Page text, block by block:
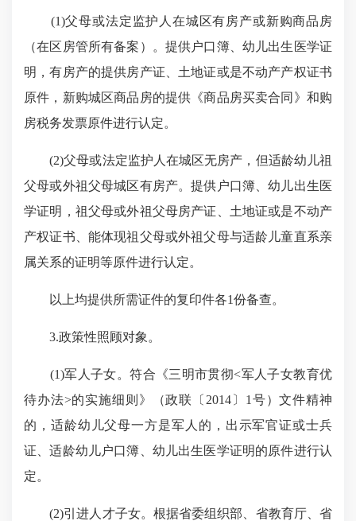
(1)父母或法定监护人在城区有房产或新购商品房
（在区房管所有备案）。提供户口簿、幼儿出生医学证
明，有房产的提供房产证、土地证或是不动产产权证书
原件，新购城区商品房的提供《商品房买卖合同》和购
房税务发票原件进行认定。
(2)父母或法定监护人在城区无房产，但适龄幼儿祖
父母或外祖父母城区有房产。提供户口簿、幼儿出生医
学证明，祖父母或外祖父母房产证、土地证或是不动产
产权证书、能体现祖父母或外祖父母与适龄儿童直系亲
属关系的证明等原件进行认定。
以上均提供所需证件的复印件各1份备查。
3.政策性照顾对象。
(1)军人子女。符合《三明市贯彻<军人子女教育优
待办法>的实施细则》（政联〔2014〕1号）文件精神
的，适龄幼儿父母一方是军人的，出示军官证或士兵
证、适龄幼儿户口簿、幼儿出生医学证明的原件进行认
定。
(2)引进人才子女。根据省委组织部、省教育厅、省